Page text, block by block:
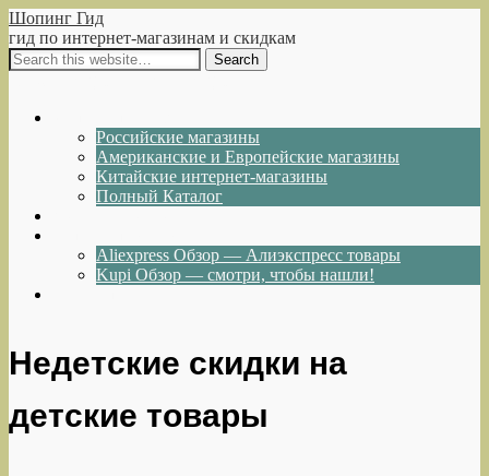
Шопинг Гид
гид по интернет-магазинам и скидкам
Российские магазины
Американские и Европейские магазины
Китайские интернет-магазины
Полный Каталог
Aliexpress Обзор — Алиэкспресс товары
Kupi Обзор — смотри, чтобы нашли!
Недетские скидки на
детские товары